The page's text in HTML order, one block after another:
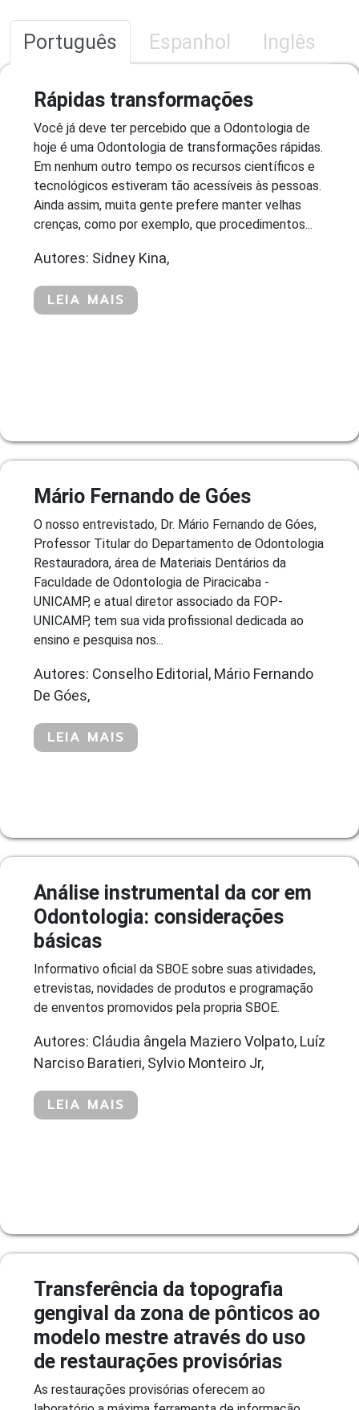
Português Espanhol Inglês
Rápidas transformações
Você já deve ter percebido que a Odontologia de
hoje é uma Odontologia de transformações rápidas.
Em nenhum outro tempo os recursos científicos e
tecnológicos estiveram tão acessíveis às pessoas.
Ainda assim, muita gente prefere manter velhas
crenças, como por exemplo, que procedimentos...
Autores: Sidney Kina,
LEIA MAIS
Mário Fernando de Góes
O nosso entrevistado, Dr. Mário Fernando de Góes,
Professor Titular do Departamento de Odontologia
Restauradora, área de Materiais Dentários da
Faculdade de Odontologia de Piracicaba -
UNICAMP, e atual diretor associado da FOP-
UNICAMP, tem sua vida profissional dedicada ao
ensino e pesquisa nos...
Autores: Conselho Editorial, Mário Fernando
De Góes,
LEIA MAIS
Análise instrumental da cor em
Odontologia: considerações
básicas
Informativo oficial da SBOE sobre suas atividades,
etrevistas, novidades de produtos e programação
de enventos promovidos pela propria SBOE.
Autores: Cláudia ângela Maziero Volpato, Luíz
Narciso Baratieri, Sylvio Monteiro Jr,
LEIA MAIS
Transferência da topografia
gengival da zona de pônticos ao
modelo mestre através do uso
de restaurações provisórias
As restaurações provisórias oferecem ao